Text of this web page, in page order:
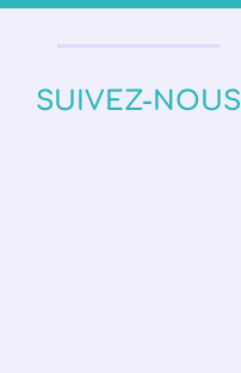
SUIVEZ-NOUS